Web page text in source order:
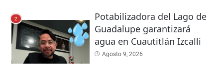
2
Potabilizadora del Lago de
Guadalupe garantizará
agua en Cuautitlán Izcalli
Agosto 9, 2026